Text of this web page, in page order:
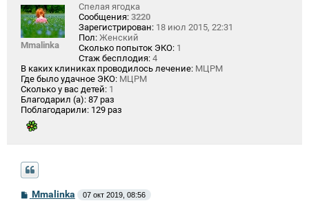
Mmalinka
Спелая ягодка
Сообщения: 3220
Зарегистрирован: 18 июл 2015, 22:31
Пол: Женский
Сколько попыток ЭКО: 1
Стаж бесплодия: 4
В каких клиниках проводилось лечение: МЦРМ
Где было удачное ЭКО: МЦРМ
Сколько у вас детей: 1
Благодарил (а): 87 раз
Поблагодарили: 129 раз
С
о
Mmalinka 07 окт 2019, 08:56